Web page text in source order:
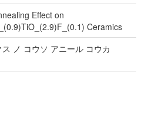
Effect on
Ceramics
ノ コウソ アニール コウカ